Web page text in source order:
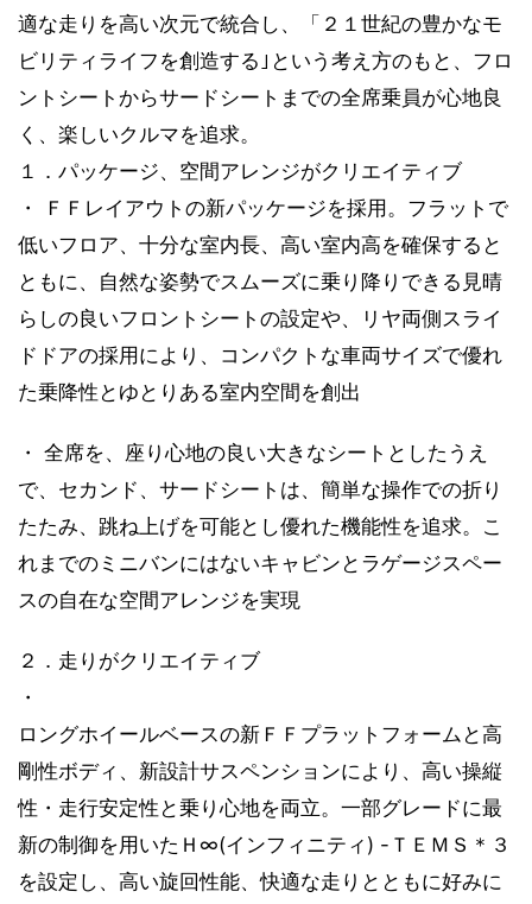
適な走りを高い次元で統合し、「２１世紀の豊かなモ
ビリティライフを創造する｣という考え方のもと、フロ
ントシートからサードシートまでの全席乗員が心地良
く、楽しいクルマを追求。
１．パッケージ、空間アレンジがクリエイティブ
・ ＦＦレイアウトの新パッケージを採用。フラットで
低いフロア、十分な室内長、高い室内高を確保すると
ともに、自然な姿勢でスムーズに乗り降りできる見晴
らしの良いフロントシートの設定や、リヤ両側スライ
ドドアの採用により、コンパクトな車両サイズで優れ
た乗降性とゆとりある室内空間を創出
・ 全席を、座り心地の良い大きなシートとしたうえ
で、セカンド、サードシートは、簡単な操作での折り
たたみ、跳ね上げを可能とし優れた機能性を追求。こ
れまでのミニバンにはないキャビンとラゲージスペー
スの自在な空間アレンジを実現
２．走りがクリエイティブ
・
ロングホイールベースの新ＦＦプラットフォームと高
剛性ボディ、新設計サスペンションにより、高い操縦
性・走行安定性と乗り心地を両立。一部グレードに最
新の制御を用いたＨ∞(インフィニティ) -ＴＥＭＳ＊３
を設定し、高い旋回性能、快適な走りとともに好みに